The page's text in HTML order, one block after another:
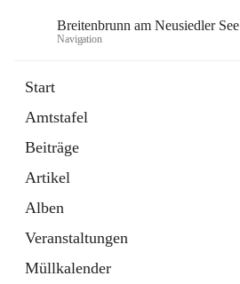
Breitenbrunn am Neusiedler See
Navigation
Start
Amtstafel
Beiträge
Artikel
Alben
Veranstaltungen
Müllkalender
18 Schnellzugriffe
Gemeindeservice